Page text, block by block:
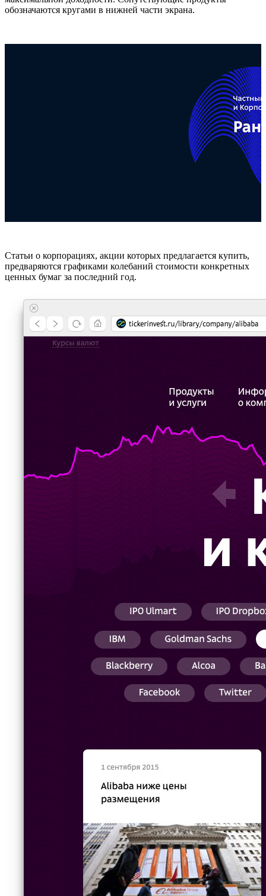
обозначаются кругами в нижней части экрана.
Статьи о корпорациях, акции которых предлагается купить,
предваряются графиками колебаний стоимости конкретных
ценных бумаг за последний год.